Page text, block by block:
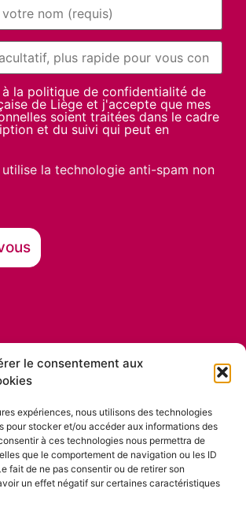
le consentement aux
expériences, nous utilisons des technologies
pour stocker et/ou accéder aux informations des
à ces technologies nous permettra de
que le comportement de navigation ou les ID
fait de ne pas consentir ou de retirer son
un effet négatif sur certaines caractéristiques
à la politique de confidentialité de
de Liège et j'accepte que mes
soient traitées dans le cadre
et du suivi qui peut en
la technologie anti-spam non
partenaires